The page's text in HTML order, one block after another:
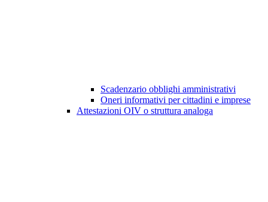
Scadenzario obblighi amministrativi
Oneri informativi per cittadini e imprese
Attestazioni OIV o struttura analoga